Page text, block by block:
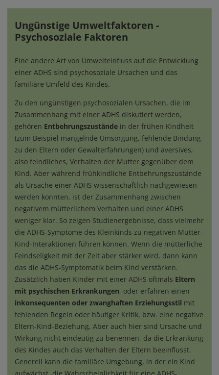
Ungünstige Umweltfaktoren -
Psychosoziale Faktoren
Eine andere Art von Umwelteinfluss auf die Entwicklung
einer ADHS sind psychosoziale Ursachen und das
familiäre Umfeld des Kindes.
Zu den ungünstigen psychosozialen Ursachen, die im
Zusammenhang mit einer ADHS diskutiert werden,
gehören Entbehrungszustände in der frühen Kindheit
(zum Beispiel mangelnde Umsorgung, fehlende Bindung
zu den Eltern oder Gewalterfahrungen) und aversives,
also feindliches, Verhalten der Mutter gegenüber dem
Kind. Aber während frühkindliche Entbehrungszustände
als Ursache einer ADHS wissenschaftlich nachgewiesen
werden konnten, ist der Zusammenhang zwischen
negativem mütterlichem Verhalten und einer ADHS
weniger klar. So zeigen Studienergebnisse, dass vielmehr
die ADHS-Symptome des Kleinkinds zu negativen Mutter-
Kind-Interaktionen führen können. Wenn die mütterliche
Feindseligkeit mit der Zeit aber stärker wird, dann kann
das die ADHS-Symptomatik beim Kind verstärken.
Zusätzlich haben Kinder mit einer ADHS oftmals Eltern
mit psychischen Erkrankungen, oder erfahren einen
inkonsequenten oder zwanghaften Erziehungsstil mit
fehlenden Regeln oder häufiger Kritik, bzw. eine negative
Eltern-Kind-Beziehung. Aber auch hier sind Ursache und
Wirkung nicht eindeutig zu benennen, da die Erkrankung
des Kindes auch das Verhalten der Eltern beeinflusst.
Generell kann die familiäre Umgebung, in der ein Kind